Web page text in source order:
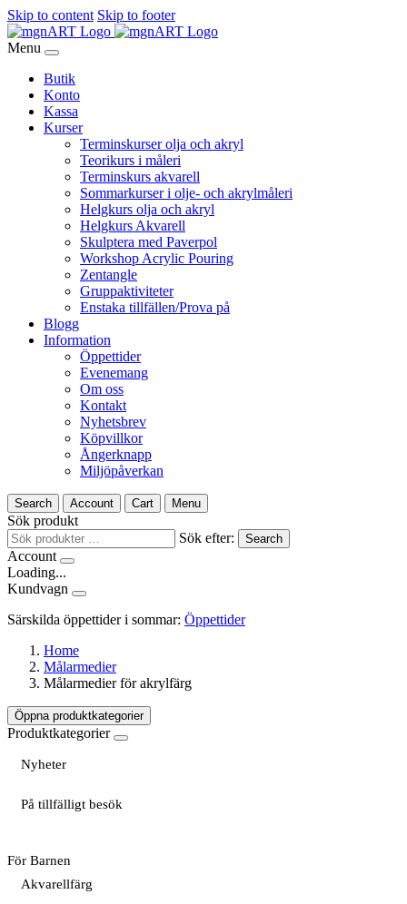
Skip to content Skip to footer
Menu
Butik
Konto
Kassa
Kurser
Terminskurser olja och akryl
Teorikurs i måleri
Terminskurs akvarell
Sommarkurser i olje- och akrylmåleri
Helgkurs olja och akryl
Helgkurs Akvarell
Skulptera med Paverpol
Workshop Acrylic Pouring
Zentangle
Gruppaktiviteter
Enstaka tillfällen/Prova på
Blogg
Information
Öppettider
Evenemang
Om oss
Kontakt
Nyhetsbrev
Köpvillkor
Ångerknapp
Miljöpåverkan
Search Account Cart Menu
Sök produkt
Sök efter:
Search
Account
Loading...
Kundvagn
Särskilda öppettider i sommar: Öppettider
Home
Målarmedier
Målarmedier för akrylfärg
Öppna produktkategorier
Produktkategorier
Nyheter
På tillfälligt besök
För Barnen
Akvarellfärg